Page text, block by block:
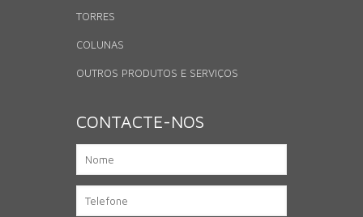
TORRES
COLUNAS
OUTROS PRODUTOS E SERVIÇOS
CONTACTE-NOS